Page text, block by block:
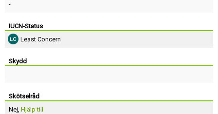
-
IUCN-Status
Least Concern
Skydd
Skötselråd
Nej, Hjälp till